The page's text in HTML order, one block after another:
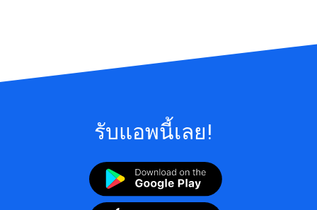
รับแอพนี้เลย!